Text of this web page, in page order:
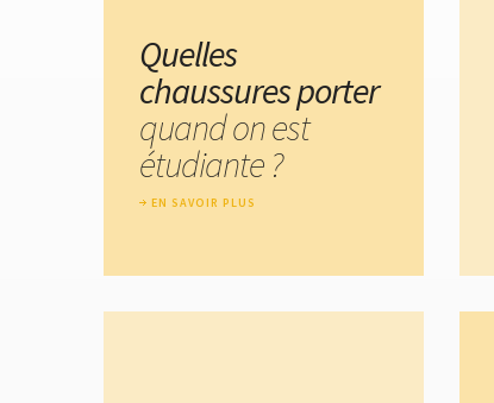
Quelles
chaussures porter
quand on est
étudiante ?
EN SAVOIR PLUS